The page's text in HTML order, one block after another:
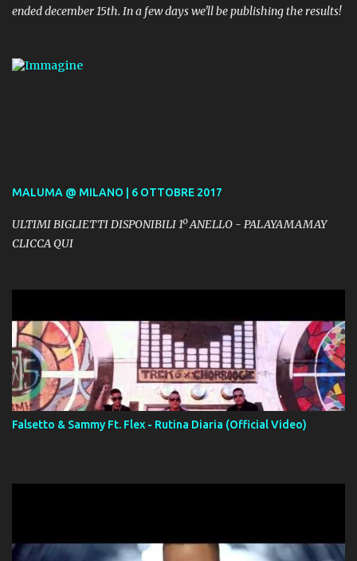
ended december 15th. In a few days we'll be publishing the results!
MALUMA @ MILANO | 6 OTTOBRE 2017
ULTIMI BIGLIETTI DISPONIBILI 1º ANELLO - PALAYAMAMAY
CLICCA QUI
Falsetto & Sammy Ft. Flex - Rutina Diaria (Official Video)